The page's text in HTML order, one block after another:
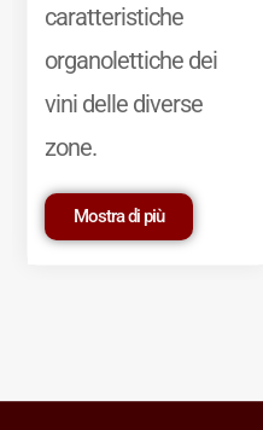
caratteristiche
organolettiche dei
vini delle diverse
zone.
Mostra di più